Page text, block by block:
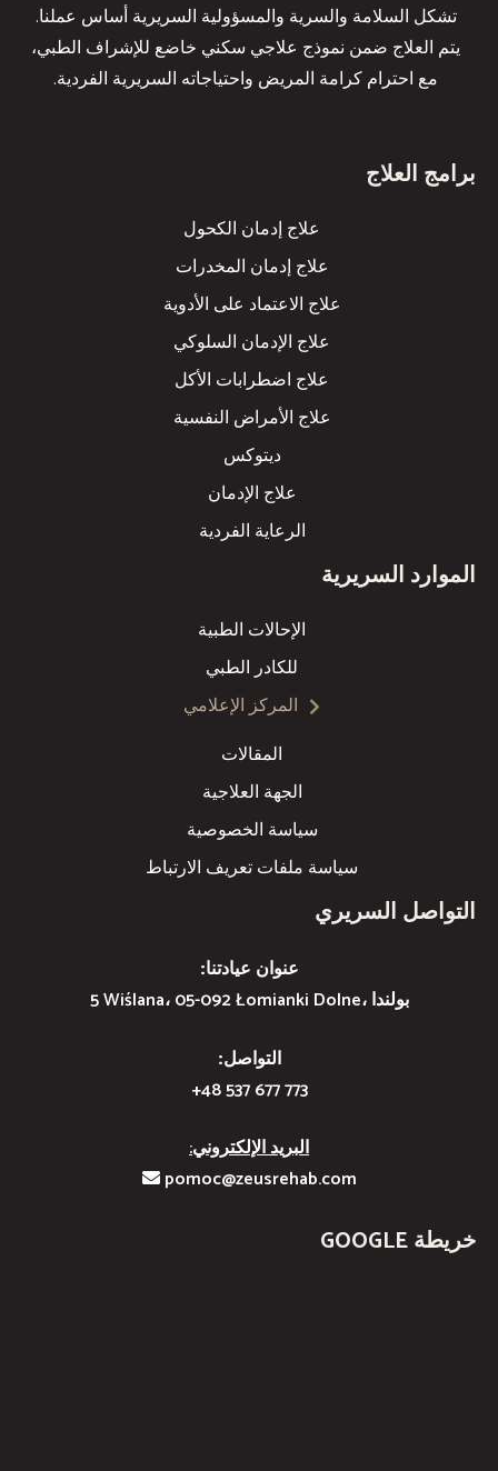
تشكل السلامة والسرية والمسؤولية السريرية أساس عملنا.
يتم العلاج ضمن نموذج علاجي سكني خاضع للإشراف الطبي،
مع احترام كرامة المريض واحتياجاته السريرية الفردية.
برامج العلاج
علاج إدمان الكحول
علاج إدمان المخدرات
علاج الاعتماد على الأدوية
علاج الإدمان السلوكي
علاج اضطرابات الأكل
علاج الأمراض النفسية
ديتوكس
علاج الإدمان
الرعاية الفردية
الموارد السريرية
الإحالات الطبية
للكادر الطبي
المركز الإعلامي
المقالات
الجهة العلاجية
سياسة الخصوصية
سياسة ملفات تعريف الارتباط
التواصل السريري
عنوان عيادتنا:
5 Wiślana، 05-092 Łomianki Dolne، بولندا
التواصل:
+48 537 677 773
البريد الإلكتروني:
pomoc@zeusrehab.com
خريطة GOOGLE